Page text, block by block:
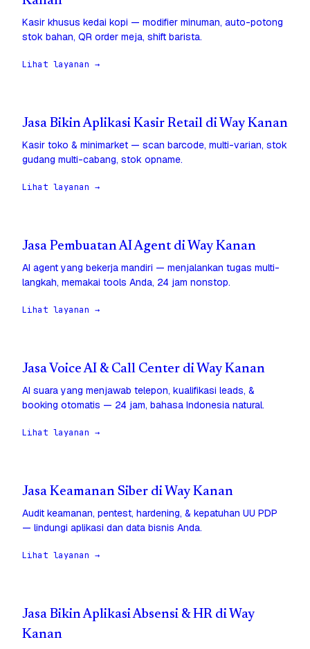
Kasir khusus kedai kopi — modifier minuman, auto-potong
stok bahan, QR order meja, shift barista.
Lihat layanan →
Jasa Bikin Aplikasi Kasir Retail di Way Kanan
Kasir toko & minimarket — scan barcode, multi-varian, stok
gudang multi-cabang, stok opname.
Lihat layanan →
Jasa Pembuatan AI Agent di Way Kanan
AI agent yang bekerja mandiri — menjalankan tugas multi-
langkah, memakai tools Anda, 24 jam nonstop.
Lihat layanan →
Jasa Voice AI & Call Center di Way Kanan
AI suara yang menjawab telepon, kualifikasi leads, &
booking otomatis — 24 jam, bahasa Indonesia natural.
Lihat layanan →
Jasa Keamanan Siber di Way Kanan
Audit keamanan, pentest, hardening, & kepatuhan UU PDP
— lindungi aplikasi dan data bisnis Anda.
Lihat layanan →
Jasa Bikin Aplikasi Absensi & HR di Way
Kanan